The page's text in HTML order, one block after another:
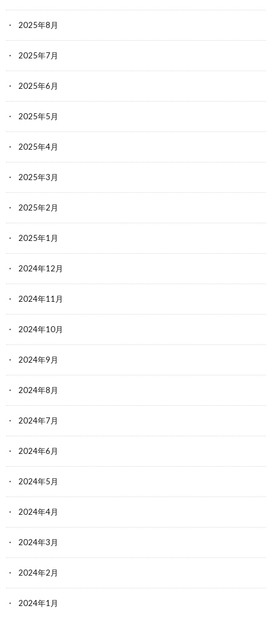
2025年8月
2025年7月
2025年6月
2025年5月
2025年4月
2025年3月
2025年2月
2025年1月
2024年12月
2024年11月
2024年10月
2024年9月
2024年8月
2024年7月
2024年6月
2024年5月
2024年4月
2024年3月
2024年2月
2024年1月